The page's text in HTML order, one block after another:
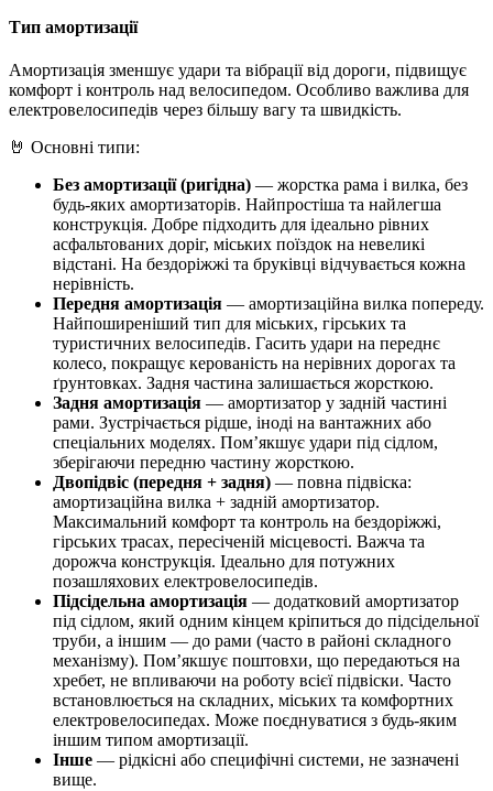
Тип амортизації
Амортизація зменшує удари та вібрації від дороги, підвищує
комфорт і контроль над велосипедом. Особливо важлива для
електровелосипедів через більшу вагу та швидкість.
🤘 Основні типи:
Без амортизації (ригідна) — жорстка рама і вилка, без
будь-яких амортизаторів. Найпростіша та найлегша
конструкція. Добре підходить для ідеально рівних
асфальтованих доріг, міських поїздок на невеликі
відстані. На бездоріжжі та бруківці відчувається кожна
нерівність.
Передня амортизація — амортизаційна вилка попереду.
Найпоширеніший тип для міських, гірських та
туристичних велосипедів. Гасить удари на переднє
колесо, покращує керованість на нерівних дорогах та
ґрунтовках. Задня частина залишається жорсткою.
Задня амортизація — амортизатор у задній частині
рами. Зустрічається рідше, іноді на вантажних або
спеціальних моделях. Пом’якшує удари під сідлом,
зберігаючи передню частину жорсткою.
Двопідвіс (передня + задня) — повна підвіска:
амортизаційна вилка + задній амортизатор.
Максимальний комфорт та контроль на бездоріжжі,
гірських трасах, пересіченій місцевості. Важча та
дорожча конструкція. Ідеально для потужних
позашляхових електровелосипедів.
Підсідельна амортизація — додатковий амортизатор
під сідлом, який одним кінцем кріпиться до підсідельної
труби, а іншим — до рами (часто в районі складного
механізму). Пом’якшує поштовхи, що передаються на
хребет, не впливаючи на роботу всієї підвіски. Часто
встановлюється на складних, міських та комфортних
електровелосипедах. Може поєднуватися з будь-яким
іншим типом амортизації.
Інше — рідкісні або специфічні системи, не зазначені
вище.